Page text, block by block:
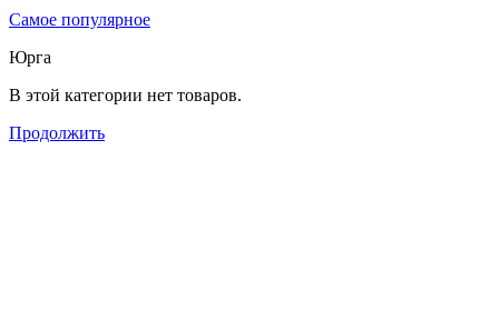
Самое популярное
Юрга
В этой категории нет товаров.
Продолжить